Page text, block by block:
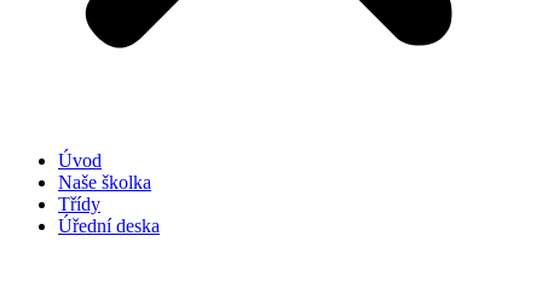
Úvod
Naše školka
Třídy
Úřední deska